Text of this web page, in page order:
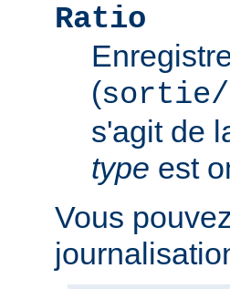
Ratio
(sortie/
s'agit de
type est
Vous